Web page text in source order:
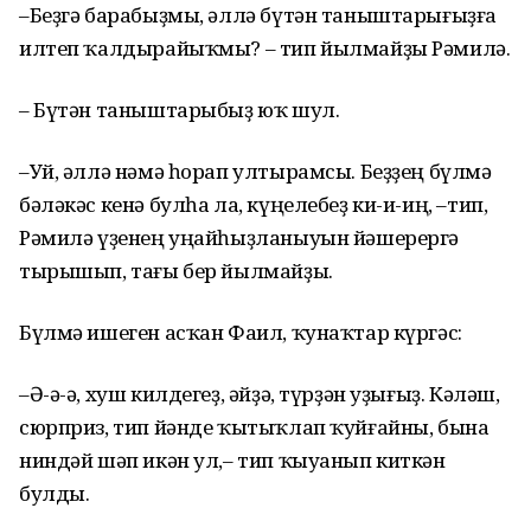
–Беҙгә барабыҙмы, әллә бүтән таныштарығыҙға
илтеп ҡалдырайыҡмы? – тип йылмайҙы Рәмилә.
– Бүтән таныштарыбыҙ юҡ шул.
–Уй, әллә нәмә һорап ултырамсы. Беҙҙең бүлмә
бәләкәс кенә булһа ла, күңелебеҙ ки-и-иң, –тип,
Рәмилә үҙенең уңайһыҙланыуын йәшерергә
тырышып, тағы бер йылмайҙы.
Бүлмә ишеген асҡан Фаил, ҡунаҡтар күргәс:
–Ә-ә-ә, хуш килдегеҙ, әйҙә, түрҙән уҙығыҙ. Кәләш,
сюрприз, тип йәнде ҡытыҡлап ҡуйғайны, бына
ниндәй шәп икән ул,– тип ҡыуанып киткән
булды.